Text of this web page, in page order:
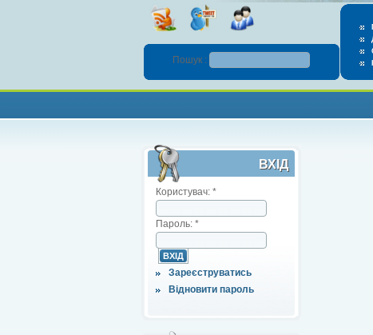
Пошук :
ВХІД
Користувач: *
Пароль: *
Зареєструватись
Відновити пароль